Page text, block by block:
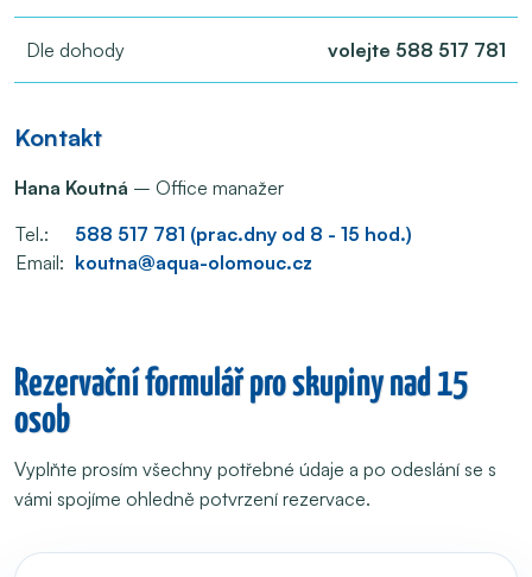
Dle dohody volejte 588 517 781
Kontakt
Hana Koutná – Office manažer
Tel.:
588 517 781 (prac.dny od 8 - 15 hod.)
Email: koutna@aqua-olomouc.cz
Rezervační formulář pro skupiny nad 15
osob
Vyplňte prosím všechny potřebné údaje a po odeslání se s
vámi spojíme ohledně potvrzení rezervace.